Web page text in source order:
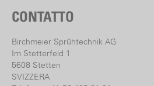
CONTATTO
Birchmeier Sprühtechnik AG
Im Stetterfeld 1
5608 Stetten
SVIZZERA